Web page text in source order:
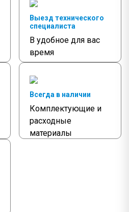
Выезд технического
специалиста
В удобное для вас
время
Всегда в наличии
Комплектующие и
расходные
материалы